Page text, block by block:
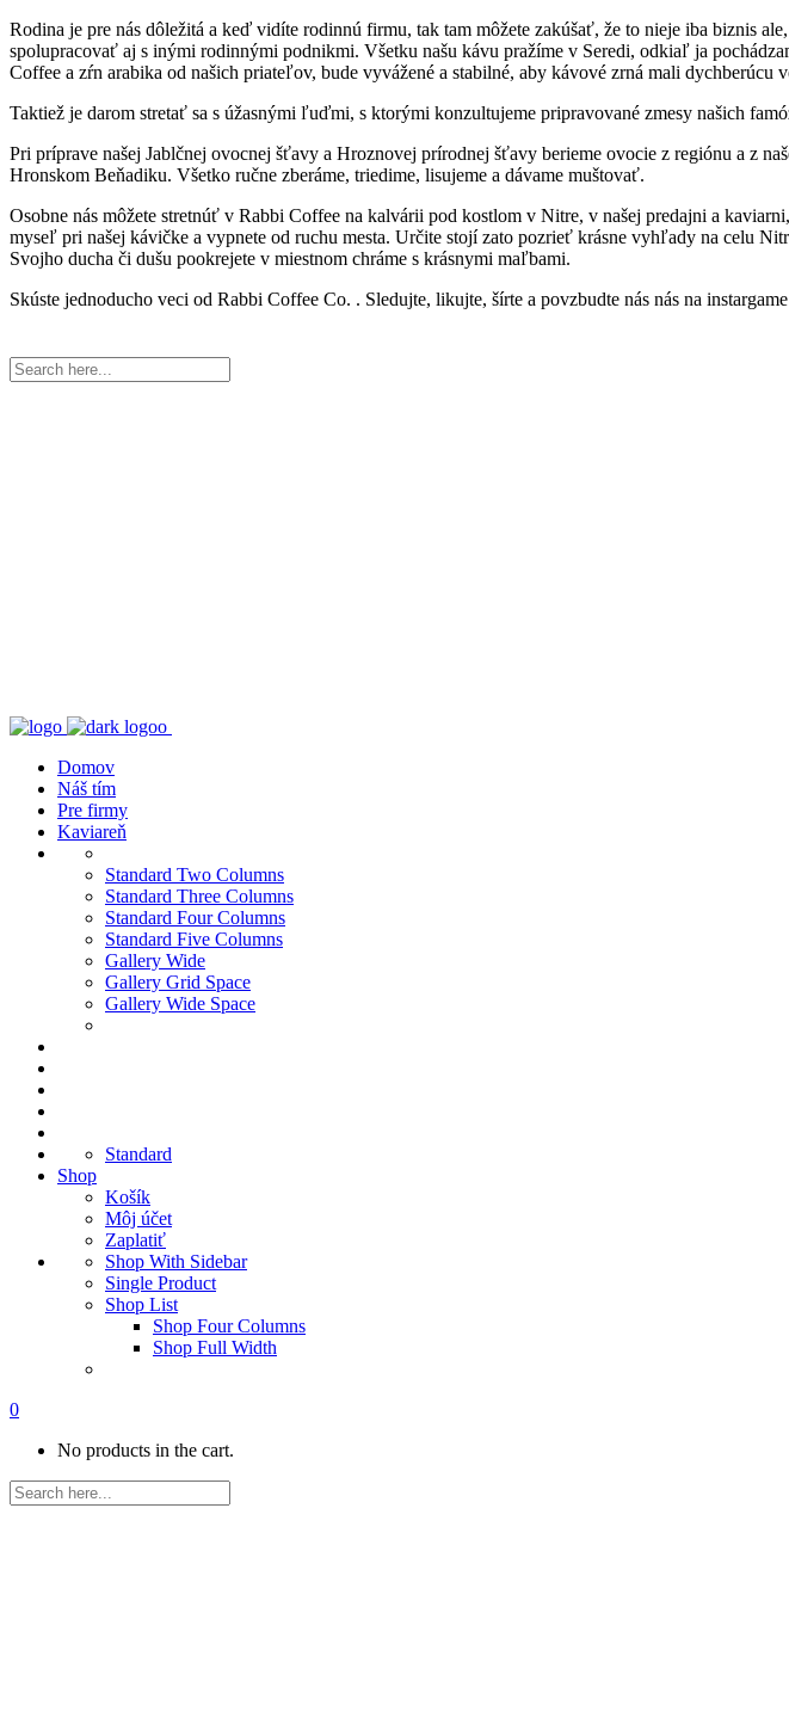
Rodina je pre nás dôležitá a keď vidíte rodinnú firmu, tak tam môžete zakúšať, že to nieje iba biznis
spolupracovať aj s inými rodinnými podnikmi. Všetku našu kávu pražíme v Seredi, odkiaľ ja
Coffee a zŕn arabika od našich priateľov, bude vyvážené a stabilné, aby kávové zrná mali dychberúcu
Taktiež je darom stretať sa s úžasnými ľuďmi, s ktorými konzultujeme pripravované zmesy našich
Pri príprave našej Jablčnej ovocnej šťavy a Hroznovej prírodnej šťavy berieme ovocie z regiónu a z
Hronskom Beňadiku. Všetko ručne zberáme, triedime, lisujeme a dávame muštovať.
Osobne nás môžete stretnúť v Rabbi Coffee na kalvárii pod kostlom v Nitre, v našej predajni a
myseľ pri našej kávičke a vypnete od ruchu mesta. Určite stojí zato pozrieť krásne vyhľady na celu
Svojho ducha či dušu pookrejete v miestnom chráme s krásnymi maľbami.
Skúste jednoducho veci od Rabbi Coffee Co. . Sledujte, likujte, šírte a povzbudte nás nás na
Domov
Náš tím
Pre firmy
Kaviareň
Standard Two Columns
Standard Three Columns
Standard Four Columns
Standard Five Columns
Gallery Wide
Gallery Grid Space
Gallery Wide Space
Standard
Shop
Košík
Môj účet
Zaplatiť
Shop With Sidebar
Single Product
Shop List
Shop Four Columns
Shop Full Width
0
No products in the cart.